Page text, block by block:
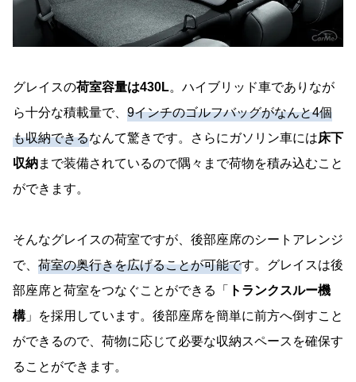
グレイスの荷室容量は430L。ハイブリッド車でありなが
ら十分な積載量で、 9インチのゴルフバッグがなんと4個
も収納できるなんて驚きです。さらにガソリン車には床下
収納まで装備されているので隅々まで荷物を積み込むこと
ができます。
そんなグレイスの荷室ですが、後部座席のシートアレンジ
で、 荷室の奥行きを広げることが可能です。グレイスは後
部座席と荷室をつなぐことができる「
トランクスルー機
構」を採用しています。後部座席を簡単に前方へ倒すこと
ができるので、荷物に応じて必要な収納スペースを確保す
ることができます。